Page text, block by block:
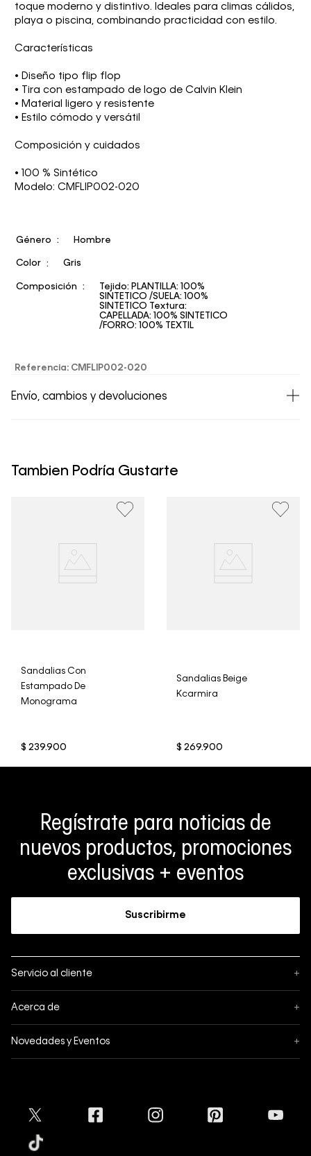
toque moderno y distintivo. Ideales para climas cálidos,
playa o piscina, combinando practicidad con estilo.
Características
• Diseño tipo flip flop
• Tira con estampado de logo de Calvin Klein
• Material ligero y resistente
• Estilo cómodo y versátil
Composición y cuidados
• 100 % Sintético
Modelo: CMFLIP002-020
Género Hombre
Color Gris
Composición
Tejido: PLANTILLA: 100%
SINTETICO /SUELA: 100%
SINTETICO Textura:
CAPELLADA: 100% SINTETICO
/FORRO: 100% TEXTIL
Referencia: CMFLIP002-020
Envío, cambios y devoluciones
un período de 30 días calendario tras la recepción.
clientes, no aceptamos devoluciones en ropa interior y
Tambien Podría Gustarte
Sandalias Con
Estampado De
Monograma
$ 239.900
Sandalias Beige
Kcarmira
$ 269.900
Regístrate para noticias de
nuevos productos, promociones
exclusivas + eventos
Suscribirme
Servicio al cliente +
Mis pedidos
Formas de pago
Envíos
Tiendas
Acerca de +
Política de privacidad
Novedades y Eventos +
Cyber Lunes
Mapa del sitio